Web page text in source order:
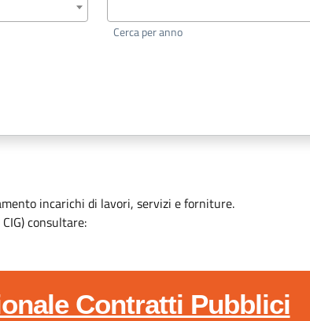
Cerca per anno
incarichi di lavori, servizi e forniture.
consultare:
Contratti Pubblici